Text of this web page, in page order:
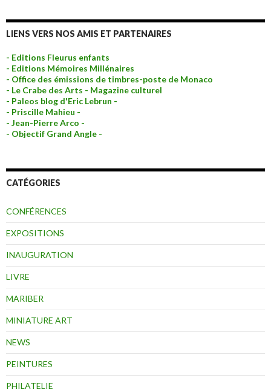
LIENS VERS NOS AMIS ET PARTENAIRES
- Editions Fleurus enfants
- Editions Mémoires Millénaires
- Office des émissions de timbres-poste de Monaco
- Le Crabe des Arts - Magazine culturel
- Paleos blog d'Eric Lebrun -
- Priscille Mahieu -
- Jean-Pierre Arco -
- Objectif Grand Angle -
CATÉGORIES
CONFÉRENCES
EXPOSITIONS
INAUGURATION
LIVRE
MARIBER
MINIATURE ART
NEWS
PEINTURES
PHILATELIE